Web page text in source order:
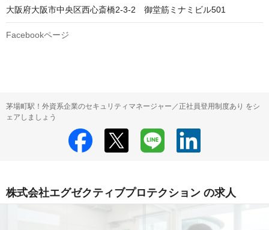
大阪府大阪市中央区西心斎橋2-3-2　御堂筋ミナミビル501
Facebookページ
茅場町駅！外資系企業のセキュリティマネージャー／正社員登用制度あり をシ
ェアしましょう
株式会社エグゼクティブプロテクション の求人